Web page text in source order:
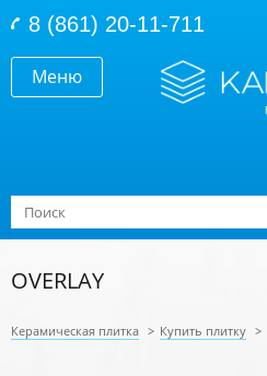
Меню
8 (861) 20-11-711
Форма поиска
Поиск
OVERLAY
Керамическая плитка > Купить плитку >